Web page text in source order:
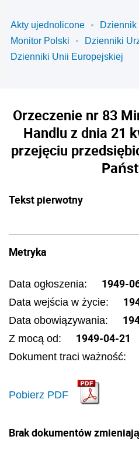
Akty ujednolicone
Dziennik
Monitor Polski
Dzienniki
Dzienniki Unii Europejskiej
Orzeczenie nr 83
Handlu z dnia 21
przejęciu
Tekst pierwotny
Metryka
Data ogłoszenia: 1949-
Data wejścia w życie:
Data obowiązywania:
Z mocą od: 1949-04-21
Dokument traci ważność:
Pobierz PDF
Brak dokumentów